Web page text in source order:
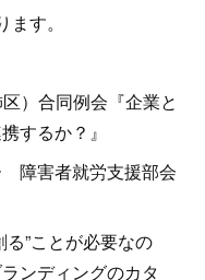
す。
）合同例会『企業と
するか？』
障害者就労支援部会
”ことが必要なの
ンディングのカタ